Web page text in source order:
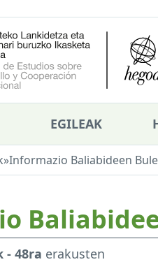
EGILEAK
»Informazio Baliabideen
- 48ra erakusten